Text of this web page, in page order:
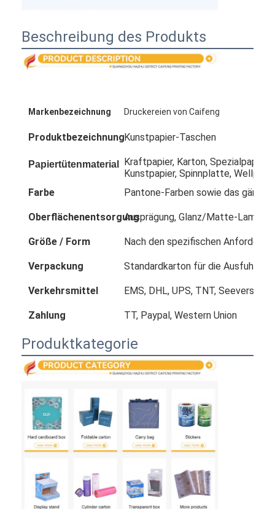
Beschreibung des Produkts
Markenbezeichnung Druckereien von Caifeng
ProduktbezeichnungKunstpapier-Taschen
Papiertütenmaterial
Kraftpapier, Karton,
Kunstpapier, Spinnplatte,
Farbe
Pantone-Farben sowie das
OberflächenentsorgungAusprägung, Glanz/Matte-
Größe / Form Nach den spezifischen
Verpackung Standardkarton für die Ausfuhr
Verkehrsmittel EMS, DHL, UPS, TNT, Seeversand
Zahlung TT, Paypal, Western Union
Produktkategorie